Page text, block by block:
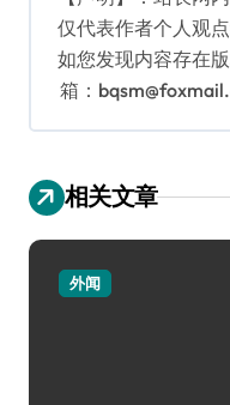
仅代表作者个人观
如您发现内容存在
箱：
相关文章
外闻